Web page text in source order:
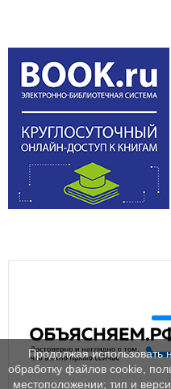
Продолжая использовать
обработку файлов cookie,
местоположении; тип и